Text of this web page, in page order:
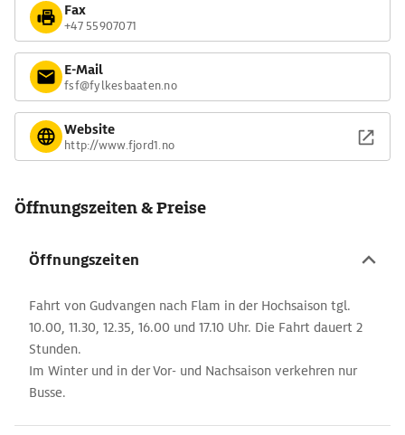
Fax
+47 55907071
E-Mail
fsf@fylkesbaaten.no
Website
http://www.fjord1.no
Öffnungszeiten & Preise
Öffnungszeiten
Fahrt von Gudvangen nach Flam in der Hochsaison tgl.
10.00, 11.30, 12.35, 16.00 und 17.10 Uhr. Die Fahrt dauert 2
Stunden.
Im Winter und in der Vor- und Nachsaison verkehren nur
Busse.